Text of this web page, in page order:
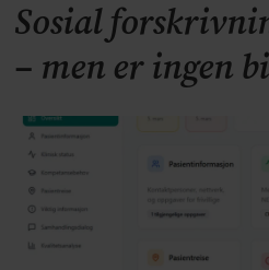
Sosial
– men er ingen